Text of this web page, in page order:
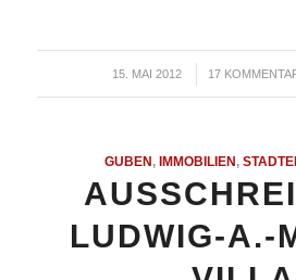
15. MAI 2012
/ 17 /
GUBEN IMMOBILIEN
LUDWIG-A.-